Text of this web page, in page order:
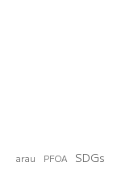
arau PFOA SDGs